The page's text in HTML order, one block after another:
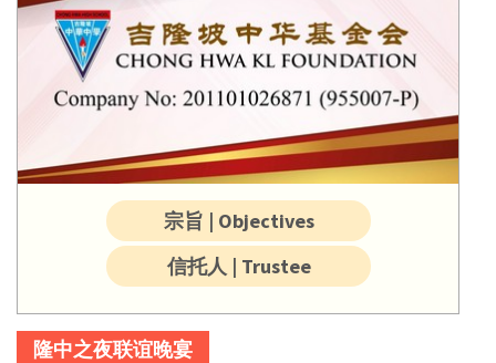
宗旨 | Objectives
信托人 | Trustee
隆中之夜联谊晚宴